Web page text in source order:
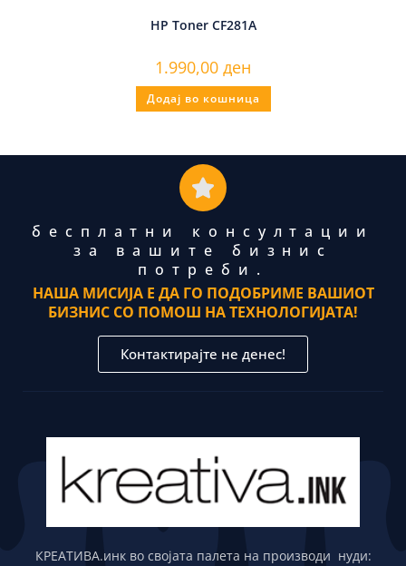
HP Toner CF281A
1.990,00 ден
Додај во кошница
бесплатни консултации
за вашите бизнис
потреби.
НАША МИСИЈА Е ДА ГО ПОДОБРИМЕ ВАШИОТ
БИЗНИС СО ПОМОШ НА ТЕХНОЛОГИЈАТА!
Контактирајте не денес!
КРЕАТИВА.инк во својата палета на производи нуди: